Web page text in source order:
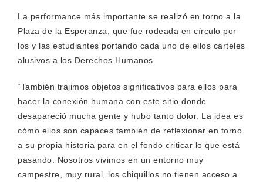
La performance más importante se realizó en torno a la
Plaza de la Esperanza, que fue rodeada en círculo por
los y las estudiantes portando cada uno de ellos carteles
alusivos a los Derechos Humanos.
“También trajimos objetos significativos para ellos para
hacer la conexión humana con este sitio donde
desapareció mucha gente y hubo tanto dolor. La idea es
cómo ellos son capaces también de reflexionar en torno
a su propia historia para en el fondo criticar lo que está
pasando. Nosotros vivimos en un entorno muy
campestre, muy rural, los chiquillos no tienen acceso a